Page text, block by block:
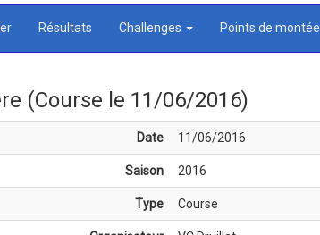
Résultats Challenges Points de montée
(Course le 11/06/2016)
Date 11/06/2016
Saison 2016
Type Course